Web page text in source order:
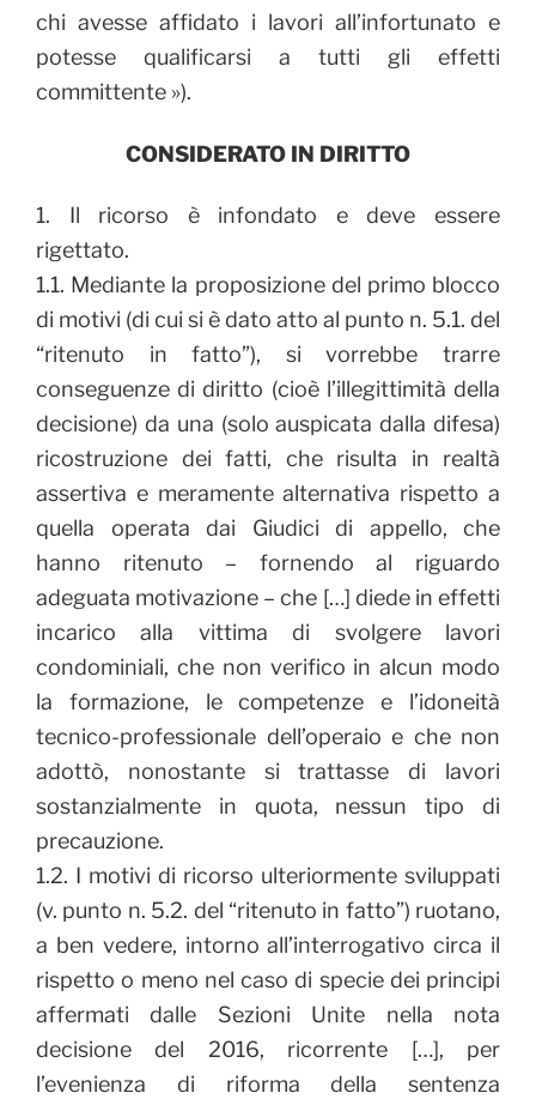
chi avesse affidato i lavori all’infortunato e
potesse qualificarsi a tutti gli effetti
committente »).
CONSIDERATO IN DIRITTO
1. Il ricorso è infondato e deve essere
rigettato.
1.1. Mediante la proposizione del primo blocco
di motivi (di cui si è dato atto al punto n. 5.1. del
“ritenuto in fatto”), si vorrebbe trarre
conseguenze di diritto (cioè l’illegittimità della
decisione) da una (solo auspicata dalla difesa)
ricostruzione dei fatti, che risulta in realtà
assertiva e meramente alternativa rispetto a
quella operata dai Giudici di appello, che
hanno ritenuto – fornendo al riguardo
adeguata motivazione – che […] diede in effetti
incarico alla vittima di svolgere lavori
condominiali, che non verifico in alcun modo
la formazione, le competenze e l’idoneità
tecnico-professionale dell’operaio e che non
adottò, nonostante si trattasse di lavori
sostanzialmente in quota, nessun tipo di
precauzione.
1.2. I motivi di ricorso ulteriormente sviluppati
(v. punto n. 5.2. del “ritenuto in fatto”) ruotano,
a ben vedere, intorno all’interrogativo circa il
rispetto o meno nel caso di specie dei principi
affermati dalle Sezioni Unite nella nota
decisione del 2016, ricorrente […], per
l’evenienza di riforma della sentenza